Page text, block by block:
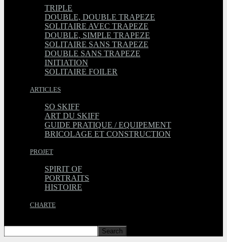
TRIPLE
DOUBLE, DOUBLE TRAPEZE
SOLITAIRE AVEC TRAPEZE
DOUBLE, SIMPLE TRAPEZE
SOLITAIRE SANS TRAPEZE
DOUBLE SANS TRAPEZE
INITIATION
SOLITAIRE FOILER
ARTICLES
SO SKIFF
ART DU SKIFF
GUIDE PRATIQUE / EQUIPEMENT
BRICOLAGE ET CONSTRUCTION
PROJET
SPIRIT OF
PORTRAITS
HISTOIRE
CHARTE